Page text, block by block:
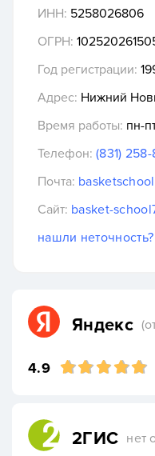
ИНН: 5258026806
ОГРН:
Год регистрации:
Адрес: Нижний
Время работы: пн-
Телефон: (831)
Почта:
Сайт: basket-
нашли неточность?
Яндекс
4.9
2ГИС нет